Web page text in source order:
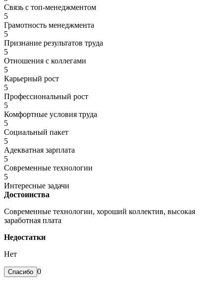
Связь с топ-менеджментом
5
Грамотность менеджмента
5
Признание результатов труда
5
Отношения с коллегами
5
Карьерный рост
5
Профессиональный рост
5
Комфортные условия труда
5
Социальный пакет
5
Адекватная зарплата
5
Современные технологии
5
Интересные задачи
Достоинства
Современные технологии, хороший коллектив, высокая
заработная плата
Недостатки
Нет
0